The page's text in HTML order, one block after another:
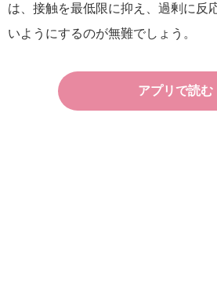
は、接触を最低限に抑え、過剰に反
いようにするのが無難でしょう。
アプリで読む